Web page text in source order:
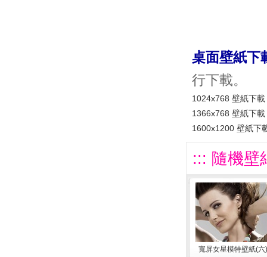
桌面壁紙下
行下載。
1024x768 壁紙下載
1366x768 壁紙下載
1600x1200 壁紙下
::: 隨機壁
寬屏女星模特壁紙(六